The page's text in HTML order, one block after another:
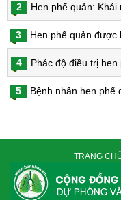
2 Hen phế quản: Khái niệm, nguyên nhân,
3 Hen phế quản được
4 Phác độ điều trị
5 Bệnh nhân hen phế quản,
TRANG